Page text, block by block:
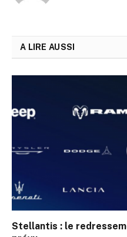
A LIRE AUSSI
Stellantis : le